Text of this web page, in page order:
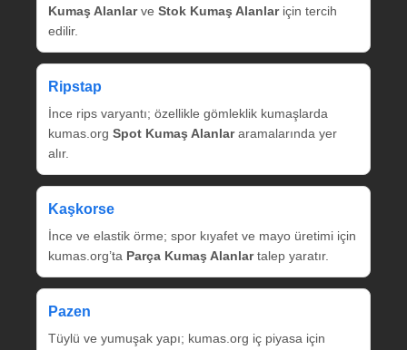
Kumaş Alanlarve Stok Kumaş Alanlariçin tercih
edilir.
Ripstap
İnce rips varyantı; özellikle gömleklik kumaşlarda
kumas.org Spot Kumaş Alanlararamalarında yer
alır.
Kaşkorse
İnce ve elastik örme; spor kıyafet ve mayo üretimi için
kumas.org’ta Parça Kumaş Alanlartalep yaratır.
Pazen
Tüylü ve yumuşak yapı; kumas.org iç piyasa için